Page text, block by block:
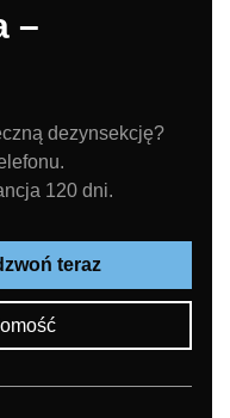
–
dezynsekcję?
120 dni.
teraz